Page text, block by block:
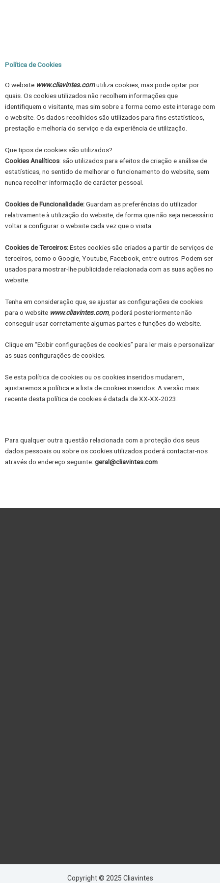
Política de Cookies
O website www.cliavintes.comutiliza cookies, mas pode optar por
quais. Os cookies utilizados não recolhem informações que
identifiquem o visitante, mas sim sobre a forma como este interage com
o website. Os dados recolhidos são utilizados para fins estatísticos,
prestação e melhoria do serviço e da experiência de utilização.
Que tipos de cookies são utilizados?
Cookies Analíticos: são utilizados para efeitos de criação e análise de
estatísticas, no sentido de melhorar o funcionamento do website, sem
nunca recolher informação de carácter pessoal.
Cookies de Funcionalidade:Guardam as preferências do utilizador
relativamente à utilização do website, de forma que não seja necessário
voltar a configurar o website cada vez que o visita.
Cookies de Terceiros:Estes cookies são criados a partir de serviços de
terceiros, como o Google, Youtube, Facebook, entre outros. Podem ser
usados para mostrar-lhe publicidade relacionada com as suas ações no
website.
Tenha em consideração que, se ajustar as configurações de cookies
para o website www.cliavintes.com, poderá posteriormente não
conseguir usar corretamente algumas partes e funções do website.
Clique em “Exibir configurações de cookies” para ler mais e personalizar
as suas configurações de cookies.
Se esta política de cookies ou os cookies inseridos mudarem,
ajustaremos a política e a lista de cookies inseridos. A versão mais
recente desta política de cookies é datada de XX-XX-2023:
Para qualquer outra questão relacionada com a proteção dos seus
dados pessoais ou sobre os cookies utilizados poderá contactar-nos
através do endereço seguinte: geral@cliavintes.com
Copyright © 2025 Cliavintes